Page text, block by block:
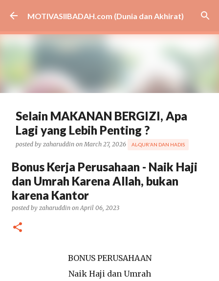
Skip to main content
MOTIVASIIBADAH.com (Dunia dan Akhirat)
ARTIKEL UNGGULAN
Selain MAKANAN BERGIZI, Apa
Lagi yang Lebih Penting ?
posted by zaharuddin on March 27, 2026 AL-QUR'AN DAN HADIS
KESEHATAN
0
Bonus Kerja Perusahaan - Naik Haji
dan Umrah Karena Allah, bukan
karena Kantor
posted by zaharuddin onApril 06, 2023
BONUS PERUSAHAAN
Naik Haji dan Umrah